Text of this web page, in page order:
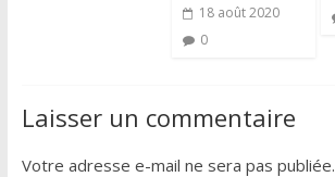
18 août 2020
0
Laisser un commentaire
Votre adresse e-mail ne sera pas publiée.